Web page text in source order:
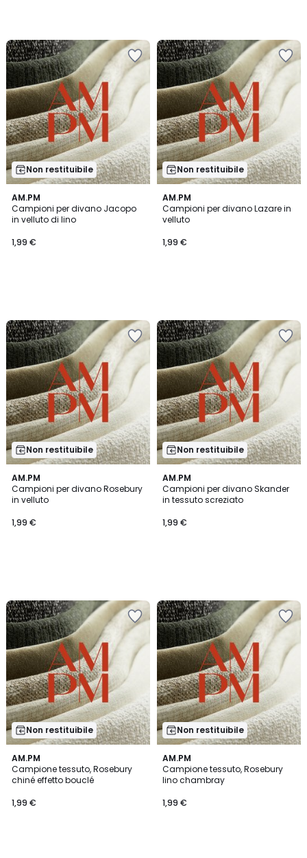
Non restituibile
AM.PM
Campioni per divano Jacopo
in velluto di lino
1,99 €
Non restituibile
AM.PM
Campioni per divano Lazare in
velluto
1,99 €
Non restituibile
AM.PM
Campioni per divano Rosebury
in velluto
1,99 €
Non restituibile
AM.PM
Campioni per divano Skander
in tessuto screziato
1,99 €
Non restituibile
AM.PM
Campione tessuto, Rosebury
chiné effetto bouclé
1,99 €
Non restituibile
AM.PM
Campione tessuto, Rosebury
lino chambray
1,99 €